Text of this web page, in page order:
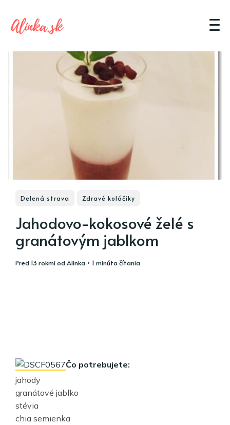
Delená strava Zdravé koláčiky
Jahodovo-kokosové želé s
granátovým jablkom
pred 13 rokmiodAlinka • 1 minúta čítania
Čo potrebujete:
jahody
granátové jablko
stévia
chia semienka